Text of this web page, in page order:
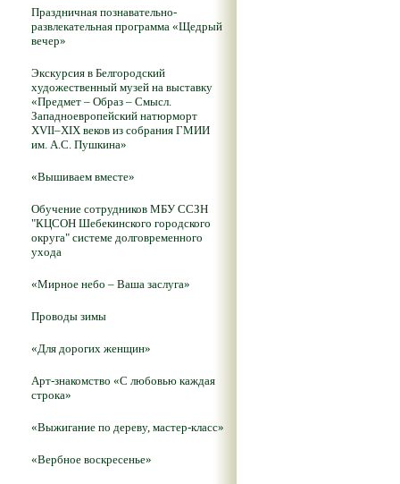
Праздничная познавательно-
развлекательная программа «Щедрый
вечер»
Экскурсия в Белгородский
художественный музей на выставку
«Предмет – Образ – Смысл.
Западноевропейский натюрморт
XVII–XIX веков из собрания ГМИИ
им. А.С. Пушкина»
«Вышиваем вместе»
Обучение сотрудников МБУ ССЗН
"КЦСОН Шебекинского городского
округа" системе долговременного
ухода
«Мирное небо – Ваша заслуга»
Проводы зимы
«Для дорогих женщин»
Арт-знакомство «С любовью каждая
строка»
«Выжигание по дереву, мастер-класс»
«Вербное воскресенье»